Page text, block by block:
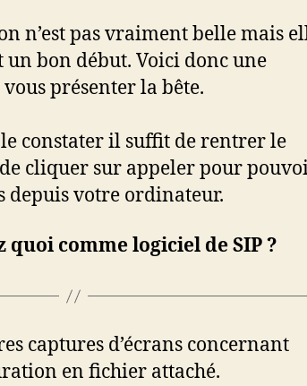
n’est pas vraiment belle mais
un bon début. Voici donc une
présenter la bête.
constater il suffit de rentrer le
cliquer sur appeler pour
depuis votre ordinateur.
comme logiciel de SIP ?
captures d’écrans concernant
en fichier attaché.